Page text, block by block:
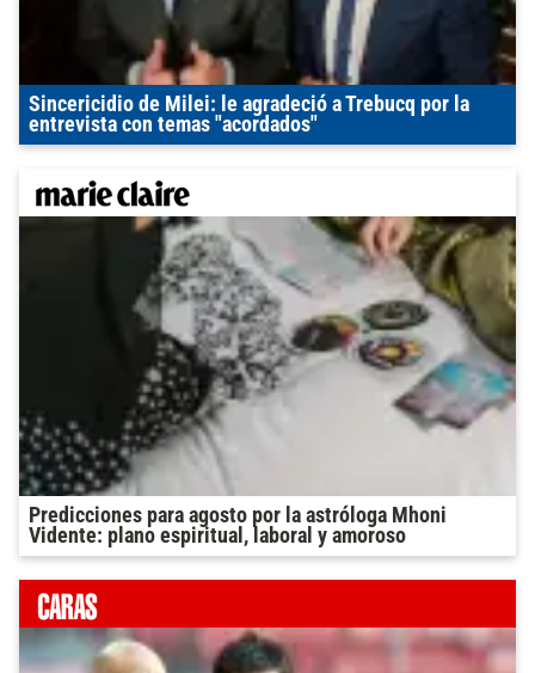
Sincericidio de Milei: le agradeció a Trebucq por la
entrevista con temas "acordados"
Predicciones para agosto por la astróloga Mhoni
Vidente: plano espiritual, laboral y amoroso